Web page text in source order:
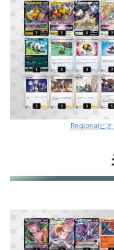
Regionalピオ